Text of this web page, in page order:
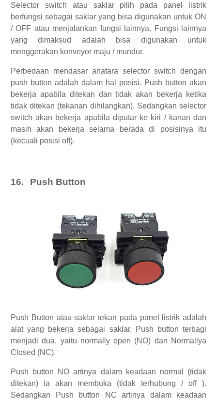
Selector switch atau saklar pilih pada panel listrik
berfungsi sebagai saklar yang bisa digunakan untuk ON
/ OFF atau menjalankan fungsi lainnya. Fungsi lainnya
yang dimaksud adalah bisa digunakan untuk
menggerakan konveyor maju / mundur.
Perbedaan mendasar anatara selector switch dengan
push button adalah dalam hal posisi. Push button akan
bekerja apabila ditekan dan tidak akan bekerja ketika
tidak ditekan (tekanan dihilangkan). Sedangkan selector
switch akan bekerja apabila diputar ke kiri / kanan dan
masih akan bekerja selama berada di posisinya itu
(kecuali posisi off).
16. Push Button
Push Button atau saklar tekan pada panel listrik adalah
alat yang bekerja sebagai saklar. Push button terbagi
menjadi dua, yaitu normally open (NO) dan Normallya
Closed (NC).
Push button NO artinya dalam keadaan normal (tidak
ditekan) ia akan membuka (tidak terhubung / off ).
Sedangkan Push button NC artinya dalam keadaan